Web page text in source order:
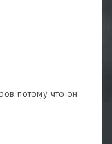
потому что он